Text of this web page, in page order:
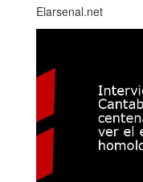
Elarsenal.net